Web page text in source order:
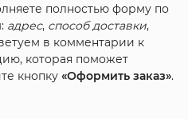
полностью форму по
адрес, способ доставки,
в комментарии к
которая поможет
кнопку «Оформить заказ».